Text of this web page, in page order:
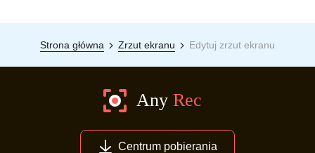
Strona główna Zrzut ekranu Edytuj zrzut ekranu
Centrum pobierania